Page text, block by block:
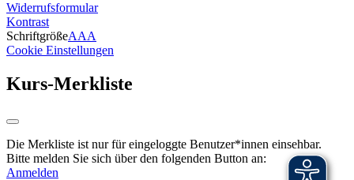
Widerrufsformular
Kontrast
SchriftgrößeAAA
Cookie Einstellungen
Kurs-Merkliste
Die Merkliste ist nur für eingeloggte Benutzer*innen einsehbar.
Bitte melden Sie sich über den folgenden Button an:
Anmelden